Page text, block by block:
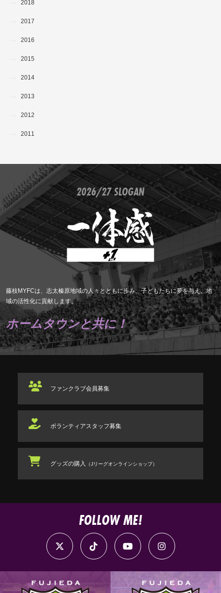
2018
2017
2016
2015
2014
2013
2012
2011
2026/27 SLOGAN
藤枝MYFCは、志太榛原地域の人々とともに歩み、子どもたちに夢を与え、地
域の活性化に貢献します。
ホームタウンと共に！
ファンクラブ会員募集
ボランティアスタッフ募集
グッズの購入 （Jリーグオンラインショップ）
FOLLOW ME!